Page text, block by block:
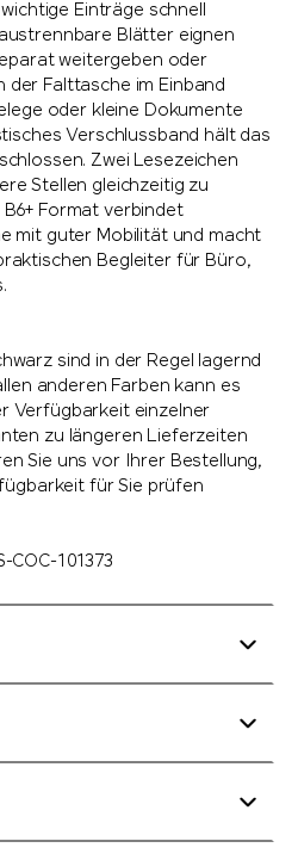
Einträge schnell
Blätter eignen
weitergeben oder
Falttasche im Einband
oder kleine Dokumente
Verschlussband hält das
Zwei Lesezeichen
Stellen gleichzeitig zu
Format verbindet
mit guter Mobilität und macht
Begleiter für Büro,
sind in der Regel lagernd
anderen Farben kann es
Verfügbarkeit einzelner
zu längeren Lieferzeiten
Sie uns vor Ihrer Bestellung,
für Sie prüfen
COC-101373